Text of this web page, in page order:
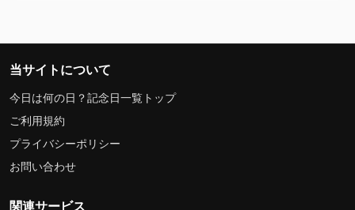
当サイトについて
今日は何の日？記念日一覧トップ
ご利用規約
プライバシーポリシー
お問い合わせ
関連サービス